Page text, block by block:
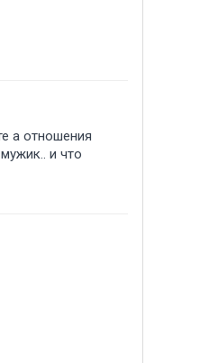
а отношения
и что